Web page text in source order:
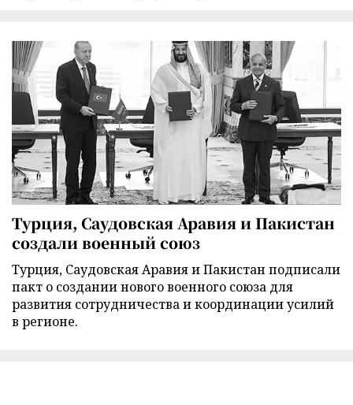
Турция, Саудовская Аравия и Пакистан
создали военный союз
Турция, Саудовская Аравия и Пакистан подписали
пакт о создании нового военного союза для
развития сотрудничества и координации усилий
в регионе.